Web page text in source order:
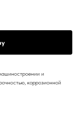
и
коррозионной